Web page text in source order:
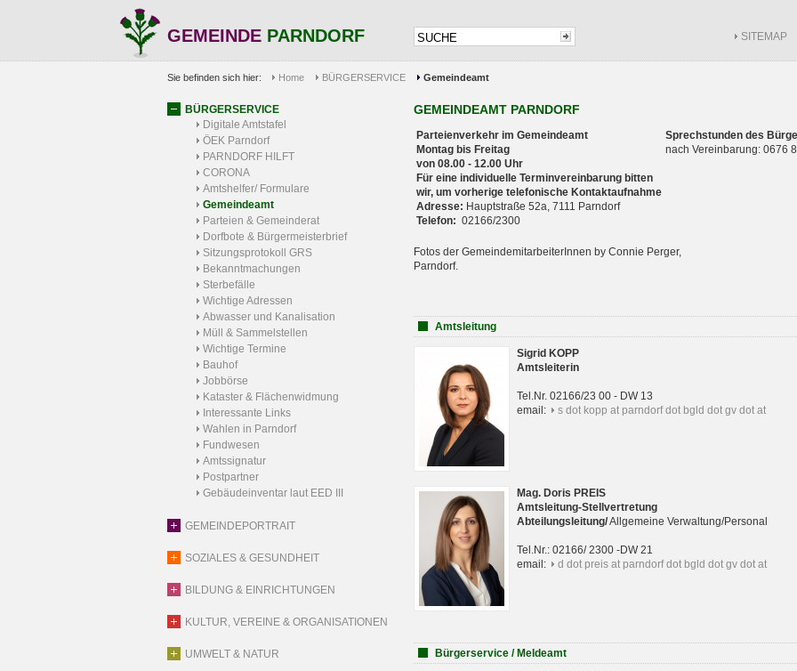
GEMEINDE PARNDORF SITEMAP
Sie befinden sich hier: Home BÜRGERSERVICE Gemeindeamt
BÜRGERSERVICE
Digitale Amtstafel
ÖEK Parndorf
PARNDORF HILFT
CORONA
Amtshelfer/ Formulare
Gemeindeamt
Parteien & Gemeinderat
Dorfbote & Bürgermeisterbrief
Sitzungsprotokoll GRS
Bekanntmachungen
Sterbefälle
Wichtige Adressen
Abwasser und Kanalisation
Müll & Sammelstellen
Wichtige Termine
Bauhof
Jobbörse
Kataster & Flächenwidmung
Interessante Links
Wahlen in Parndorf
Fundwesen
Amtssignatur
Postpartner
Gebäudeinventar laut EED III
GEMEINDEPORTRAIT
SOZIALES & GESUNDHEIT
BILDUNG & EINRICHTUNGEN
KULTUR, VEREINE & ORGANISATIONEN
UMWELT & NATUR
GEMEINDEAMT PARNDORF
Parteienverkehr im Gemeindeamt
Montag bis Freitag
von 08.00 - 12.00 Uhr
Für eine individuelle Terminvereinbarung bitten
wir, um vorherige telefonische Kontaktaufnahme
Adresse: Hauptstraße 52a, 7111 Parndorf
Telefon: 02166/2300
Sprechstunden des
nach Vereinbarung: 0676
Fotos der GemeindemitarbeiterInnen by Connie Perger,
Parndorf.
Amtsleitung
Sigrid KOPP
Amtsleiterin
Tel.Nr. 02166/23 00 - DW 13
email:
s dot kopp at parndorf dot bgld dot gv dot at
Mag. Doris PREIS
Amtsleitung-Stellvertretung
Abteilungsleitung/Allgemeine Verwaltung/Personal
Tel.Nr.: 02166/ 2300 -DW 21
email:
d dot preis at parndorf dot bgld dot gv dot at
Bürgerservice / Meldeamt